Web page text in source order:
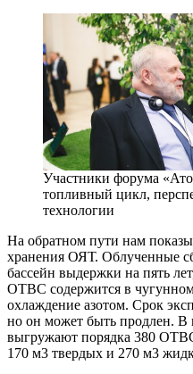
Участники форума
топливный цикл,
технологии
На обратном пути нам
хранения ОЯТ. Облученные
бассейн выдержки на пять
ОТВС содержится в чугунном
охлаждение азотом. Срок
но он может быть продлен. В
выгружают порядка 380
170 м3 твердых и 270 м3